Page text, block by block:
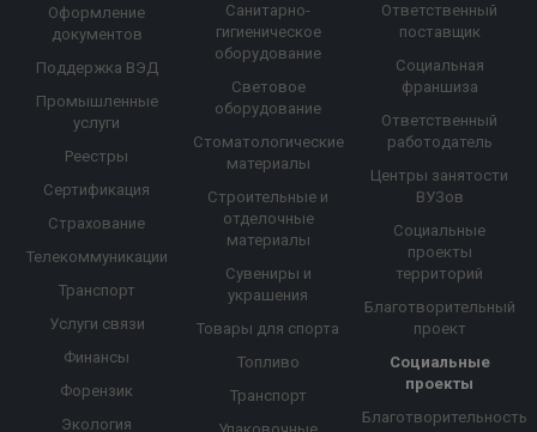
Оформление
документов
Поддержка ВЭД
Промышленные
услуги
Реестры
Сертификация
Страхование
Телекоммуникации
Транспорт
Услуги связи
Финансы
Форензик
Экология
Санитарно-
гигиеническое
оборудование
Световое
оборудование
Стоматологические
материалы
Строительные и
отделочные
материалы
Сувениры и
украшения
Товары для спорта
Топливо
Транспорт
Ответственный
поставщик
Социальная
франшиза
Ответственный
работодатель
Центры занятости
ВУЗов
Социальные
проекты
территорий
Благотворительный
проект
Социальные
проекты
Благотворительность